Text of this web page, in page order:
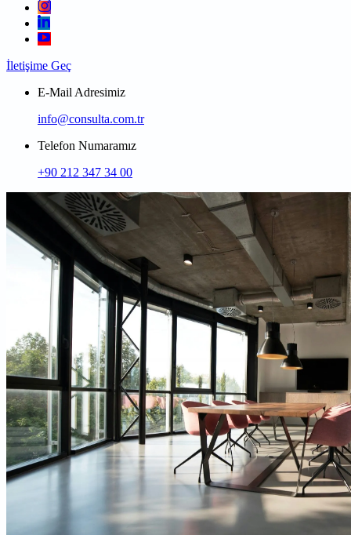
İletişime Geç
E-Mail Adresimiz
info@consulta.com.tr
Telefon Numaramız
+90 212 347 34 00